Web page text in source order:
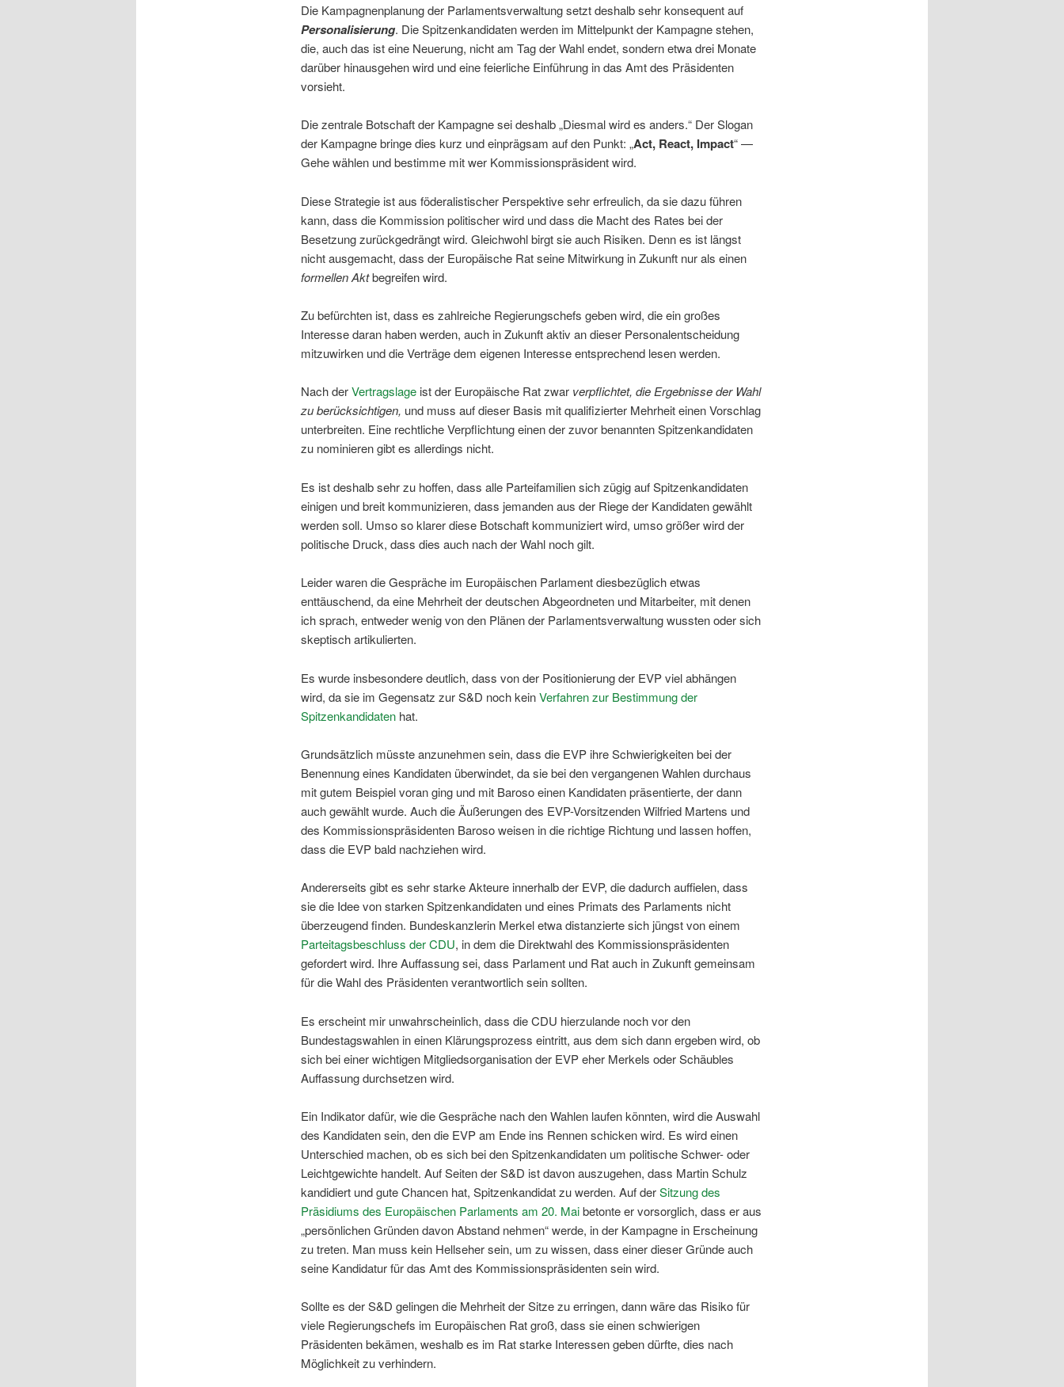
Die Kampagnenplanung der Parlamentsverwaltung setzt deshalb sehr konsequent auf
Personalisierung. Die Spitzenkandidaten werden im Mittelpunkt der Kampagne stehen,
die, auch das ist eine Neuerung, nicht am Tag der Wahl endet, sondern etwa drei Monate
darüber hinausgehen wird und eine feierliche Einführung in das Amt des Präsidenten
vorsieht.
Die zentrale Botschaft der Kampagne sei deshalb „Diesmal wird es anders.“ Der Slogan
der Kampagne bringe dies kurz und einprägsam auf den Punkt: „Act, React, Impact“ —
Gehe wählen und bestimme mit wer Kommissionspräsident wird.
Diese Strategie ist aus föderalistischer Perspektive sehr erfreulich, da sie dazu führen
kann, dass die Kommission politischer wird und dass die Macht des Rates bei der
Besetzung zurückgedrängt wird. Gleichwohl birgt sie auch Risiken. Denn es ist längst
nicht ausgemacht, dass der Europäische Rat seine Mitwirkung in Zukunft nur als einen
formellen Aktbegreifen wird.
Zu befürchten ist, dass es zahlreiche Regierungschefs geben wird, die ein großes
Interesse daran haben werden, auch in Zukunft aktiv an dieser Personalentscheidung
mitzuwirken und die Verträge dem eigenen Interesse entsprechend lesen werden.
Nach derVertragslageist der Europäische Rat zwar verpflichtet, die Ergebnisse der Wahl
zu berücksichtigen, und muss auf dieser Basis mit qualifizierter Mehrheit einen Vorschlag
unterbreiten. Eine rechtliche Verpflichtung einen der zuvor benannten Spitzenkandidaten
zu nominieren gibt es allerdings nicht.
Es ist deshalb sehr zu hoffen, dass alle Parteifamilien sich zügig auf Spitzenkandidaten
einigen und breit kommunizieren, dass jemanden aus der Riege der Kandidaten gewählt
werden soll. Umso so klarer diese Botschaft kommuniziert wird, umso größer wird der
politische Druck, dass dies auch nach der Wahl noch gilt.
Leider waren die Gespräche im Europäischen Parlament diesbezüglich etwas
enttäuschend, da eine Mehrheit der deutschen Abgeordneten und Mitarbeiter, mit denen
ich sprach, entweder wenig von den Plänen der Parlamentsverwaltung wussten oder sich
skeptisch artikulierten.
Es wurde insbesondere deutlich, dass von der Positionierung der EVP viel abhängen
wird, da sie im Gegensatz zur S&D noch keinVerfahren zur Bestimmung der
Spitzenkandidatenhat.
Grundsätzlich müsste anzunehmen sein, dass die EVP ihre Schwierigkeiten bei der
Benennung eines Kandidaten überwindet, da sie bei den vergangenen Wahlen durchaus
mit gutem Beispiel voran ging und mit Baroso einen Kandidaten präsentierte, der dann
auch gewählt wurde. Auch die Äußerungen des EVP-Vorsitzenden Wilfried Martens und
des Kommissionspräsidenten Baroso weisen in die richtige Richtung und lassen hoffen,
dass die EVP bald nachziehen wird.
Andererseits gibt es sehr starke Akteure innerhalb der EVP, die dadurch auffielen, dass
sie die Idee von starken Spitzenkandidaten und eines Primats des Parlaments nicht
überzeugend finden. Bundeskanzlerin Merkel etwa distanzierte sich jüngst von einem
Parteitagsbeschluss der CDU, in dem die Direktwahl des Kommissionspräsidenten
gefordert wird. Ihre Auffassung sei, dass Parlament und Rat auch in Zukunft gemeinsam
für die Wahl des Präsidenten verantwortlich sein sollten.
Es erscheint mir unwahrscheinlich, dass die CDU hierzulande noch vor den
Bundestagswahlen in einen Klärungsprozess eintritt, aus dem sich dann ergeben wird, ob
sich bei einer wichtigen Mitgliedsorganisation der EVP eher Merkels oder Schäubles
Auffassung durchsetzen wird.
Ein Indikator dafür, wie die Gespräche nach den Wahlen laufen könnten, wird die Auswahl
des Kandidaten sein, den die EVP am Ende ins Rennen schicken wird. Es wird einen
Unterschied machen, ob es sich bei den Spitzenkandidaten um politische Schwer- oder
Leichtgewichte handelt. Auf Seiten der S&D ist davon auszugehen, dass Martin Schulz
kandidiert und gute Chancen hat, Spitzenkandidat zu werden. Auf derSitzung des
Präsidiums des Europäischen Parlaments am 20. Maibetonte er vorsorglich, dass er aus
„persönlichen Gründen davon Abstand nehmen“ werde, in der Kampagne in Erscheinung
zu treten. Man muss kein Hellseher sein, um zu wissen, dass einer dieser Gründe auch
seine Kandidatur für das Amt des Kommissionspräsidenten sein wird.
Sollte es der S&D gelingen die Mehrheit der Sitze zu erringen, dann wäre das Risiko für
viele Regierungschefs im Europäischen Rat groß, dass sie einen schwierigen
Präsidenten bekämen, weshalb es im Rat starke Interessen geben dürfte, dies nach
Möglichkeit zu verhindern.